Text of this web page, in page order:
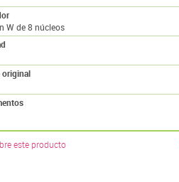
W de 8 núcleos
original
este producto